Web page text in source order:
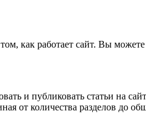
как работает сайт. Вы
и публиковать статьи на
от количества разделов до